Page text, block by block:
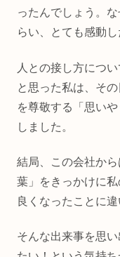
ったんでしょう。
らい、とても感動し
人との接し方につ
と思った私は、そ
を尊敬する「思い
しました。
結局、この会社か
葉」をきっかけに
良くなったことに違
そんな出来事を思